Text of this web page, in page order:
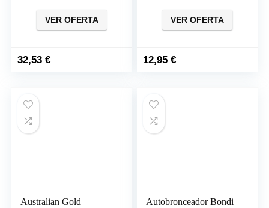
VER OFERTA
32,53€
VER OFERTA
12,95€
Australian Gold
Autobronceador Bondi